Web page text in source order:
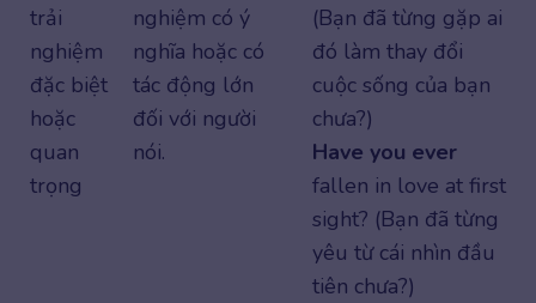
trải
nghiệm
đặc biệt
hoặc
quan
trọng
nghiệm có ý
nghĩa hoặc có
tác động lớn
đối với người
nói.
(Bạn đã từng gặp ai
đó làm thay đổi
cuộc sống của bạn
chưa?)
Have you ever
fallen in love at first
sight? (Bạn đã từng
yêu từ cái nhìn đầu
tiên chưa?)